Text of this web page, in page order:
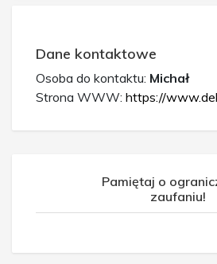
Dane kontaktowe
Osoba do kontaktu: Michał
Strona WWW: https://
Pamiętaj o
zaufaniu!